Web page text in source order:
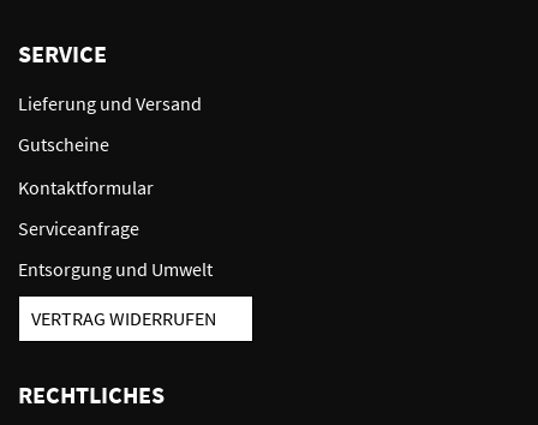
SERVICE
Lieferung und Versand
Gutscheine
Kontaktformular
Serviceanfrage
Entsorgung und Umwelt
VERTRAG WIDERRUFEN
RECHTLICHES